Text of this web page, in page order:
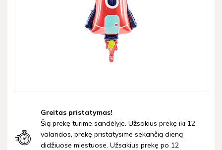
Greitas pristatymas!
Šią prekę turime sandėlyje. Užsakius prekę iki 12
valandos, prekę pristatysime sekančią dieną
didžiuose miestuose. Užsakius prekę po 12